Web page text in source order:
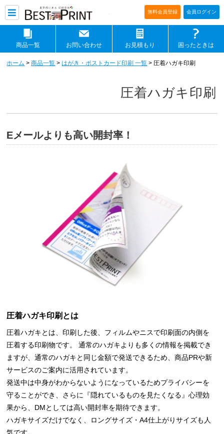
印刷通販ベストプリントベストプリ
無料会員登録 会員ログイン
商品一覧 お問い合わせ お見積もり 困ったときは
ホーム >商品一覧 >はがき・ポストカード印刷 一覧 > 圧着ハガキ印刷
圧着ハガキ印刷
Eメールよりも高い開封率！
圧着ハガキ印刷とは
圧着ハガキとは、印刷した後、フィルムやニスで印刷面の内側を
圧着する印刷物です。 通常のハガキよりも多くの情報を掲載でき
ますが、通常のハガキと同じ金額で発送できるため、商品PRや新
サービスのご案内に活用されています。
発送中は中身がわからないようになっているためプライバシーを
守ることができ、さらに『隠れているものを見たくなる』心理効
果から、DMとしては高い開封率を期待できます。
ハガキサイズだけでなく、ロングサイズ・A4仕上がりサイズも人
気です。